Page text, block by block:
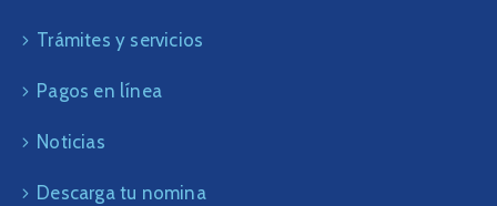
Trámites y servicios
Pagos en línea
Noticias
Descarga tu nomina